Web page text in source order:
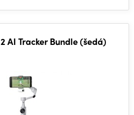
AI Tracker Bundle (šedá)